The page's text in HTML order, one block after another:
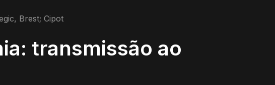
Brest; Cipot
transmissão ao